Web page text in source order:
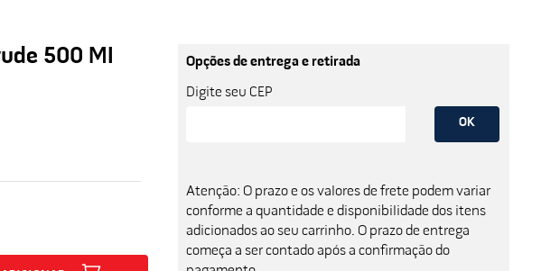
500 Ml
Opções de entrega e retirada
Digite seu CEP
OK
Atenção: O prazo e os valores de frete podem variar
conforme a quantidade e disponibilidade dos itens
adicionados ao seu carrinho. O prazo de entrega
começa a ser contado após a confirmação do